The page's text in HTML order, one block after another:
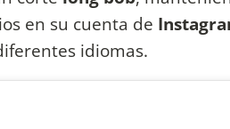
en su cuenta de
idiomas.